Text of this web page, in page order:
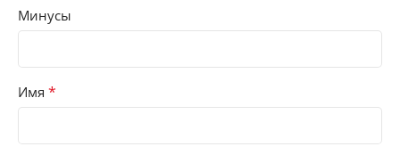
Минусы
Имя *